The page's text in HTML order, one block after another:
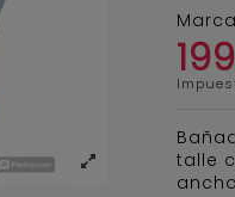
talle